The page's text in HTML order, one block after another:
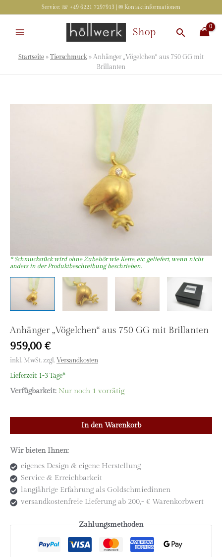
Inhalt
springen
Service: ☏ +49 6221 7297913 | ✉ Kontaktinformationen
Shop Suchen
Startseite » Tierschmuck » Anhänger „Vögelchen“ aus 750 GG mit
Brillanten
Anhänger „Vögelchen“ aus 750 GG mit Brillanten
959,00 €
inkl. MwSt.zzgl.Versandkosten
Lieferzeit: 1-3 Tage*
Verfügbarkeit: Nur noch 1 vorrätig
Anhänger
750
GG
mit
Brillanten
Menge
In den Warenkorb
Wir bieten Ihnen:
eigenes Design & eigene Herstellung
Service & Erreichbarkeit
langjährige Erfahrung als Goldschmiedinnen
versandkostenfreie Lieferung ab 200,- € Warenkorbwert
Zahlungsmethoden